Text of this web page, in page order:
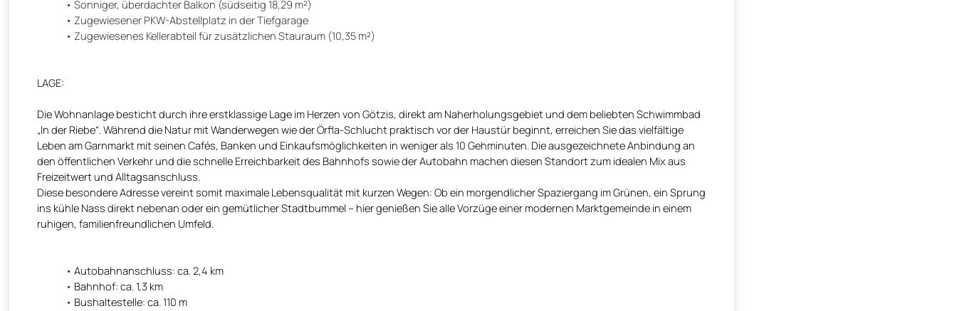
Sonniger, überdachter Balkon (südseitig 18,29 m²)
Zugewiesener PKW-Abstellplatz in der Tiefgarage
Zugewiesenes Kellerabteil für zusätzlichen Stauraum (10,35 m²)
LAGE:
Die Wohnanlage besticht durch ihre erstklassige Lage im Herzen von Götzis, direkt am Naherholungsgebiet und dem beliebten Schwimmbad
„In der Riebe“. Während die Natur mit Wanderwegen wie der Örfla-Schlucht praktisch vor der Haustür beginnt, erreichen Sie das vielfältige
Leben am Garnmarkt mit seinen Cafés, Banken und Einkaufsmöglichkeiten in weniger als 10 Gehminuten. Die ausgezeichnete Anbindung an
den öffentlichen Verkehr und die schnelle Erreichbarkeit des Bahnhofs sowie der Autobahn machen diesen Standort zum idealen Mix aus
Freizeitwert und Alltagsanschluss.
Diese besondere Adresse vereint somit maximale Lebensqualität mit kurzen Wegen: Ob ein morgendlicher Spaziergang im Grünen, ein Sprung
ins kühle Nass direkt nebenan oder ein gemütlicher Stadtbummel – hier genießen Sie alle Vorzüge einer modernen Marktgemeinde in einem
ruhigen, familienfreundlichen Umfeld.
Autobahnanschluss: ca. 2,4 km
Bahnhof: ca. 1,3 km
Bushaltestelle: ca. 110 m